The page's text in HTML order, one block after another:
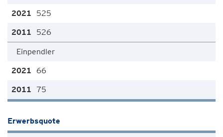
525
526
Einpendler
66
75
Erwerbsquote